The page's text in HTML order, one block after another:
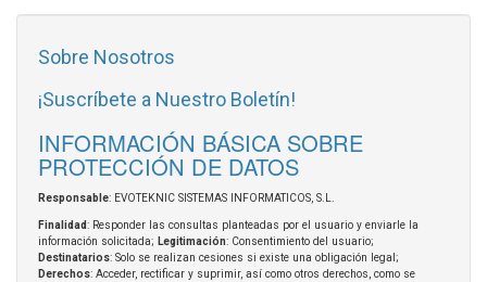
Sobre Nosotros
¡Suscríbete a Nuestro Boletín!
INFORMACIÓN BÁSICA SOBRE
PROTECCIÓN DE DATOS
Responsable: EVOTEKNIC SISTEMAS INFORMATICOS, S.L.
Finalidad: Responder las consultas planteadas por el usuario y enviarle la
información solicitada; Legitimación: Consentimiento del usuario;
Destinatarios: Solo se realizan cesiones si existe una obligación legal;
Derechos: Acceder, rectificar y suprimir, así como otros derechos, como se